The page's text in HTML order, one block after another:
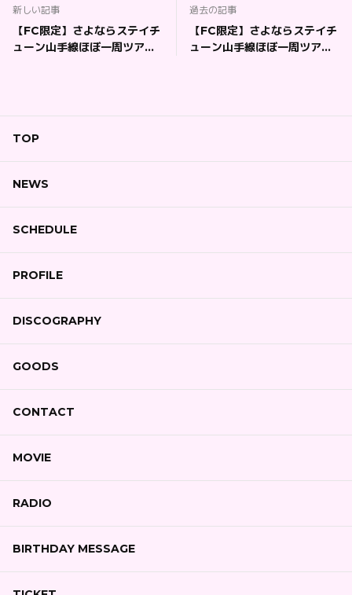
新しい記事
【FC限定】さよならステイチ
ューン山手線ほぼ一周ツアー
過去の記事
【FC限定】さよならステイチ
ューン山手線ほぼ一周ツアー
TOP
NEWS
SCHEDULE
PROFILE
DISCOGRAPHY
GOODS
CONTACT
MOVIE
RADIO
BIRTHDAY MESSAGE